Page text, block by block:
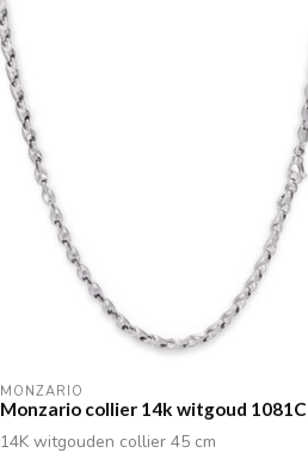
MONZARIO
Monzario collier 14k witgoud 1081C
14K witgouden collier 45 cm